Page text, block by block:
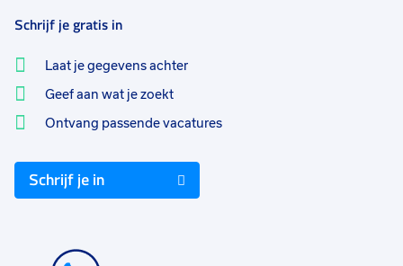
Schrijf je gratis in
Laat je gegevens achter
Geef aan wat je zoekt
Ontvang passende vacatures
Schrijf je in